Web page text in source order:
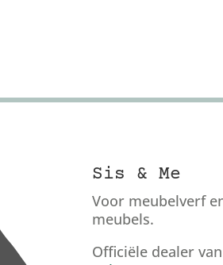
Sis & Me
Voor meubelverf
meubels.
Officiële dealer van